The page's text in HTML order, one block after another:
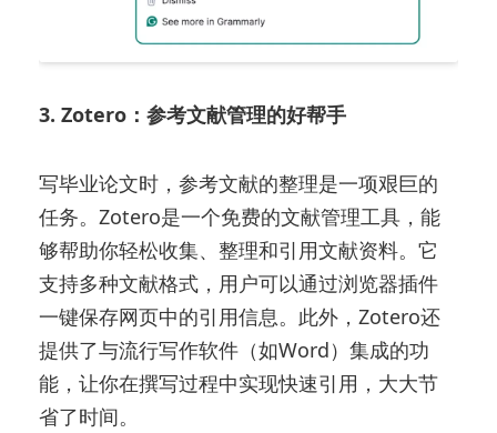
3. Zotero：参考文献管理的好帮手
写毕业论文时，参考文献的整理是一项艰巨的
任务。Zotero是一个免费的文献管理工具，能
够帮助你轻松收集、整理和引用文献资料。它
支持多种文献格式，用户可以通过浏览器插件
一键保存网页中的引用信息。此外，Zotero还
提供了与流行写作软件（如Word）集成的功
能，让你在撰写过程中实现快速引用，大大节
省了时间。